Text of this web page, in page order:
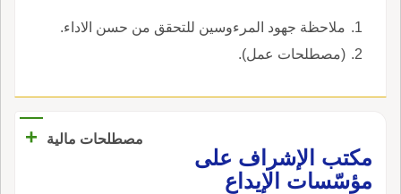
ملاحظة جهود المرءوسين للتحقق من حسن الاداء.
(مصطلحات عمل).
مصطلحات مالية
+
مكتب الإشراف على
مؤسّسات الإيداع